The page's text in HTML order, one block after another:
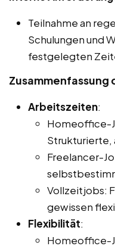
Teilnahme an
Schulungen und
festgelegten
Arbeitszeiten:
Homeoffice-
Strukturierte,
Freelancer-
Vollzeitjobs:
gewissen
Flexibilität:
Homeoffice-